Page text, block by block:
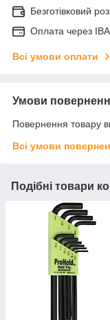
Безготівковий
Оплата через
Всі умови оплати
Умови
Повернення товару
Всі умови
Подібні товари